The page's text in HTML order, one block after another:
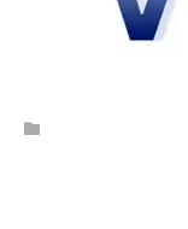
会社紹介